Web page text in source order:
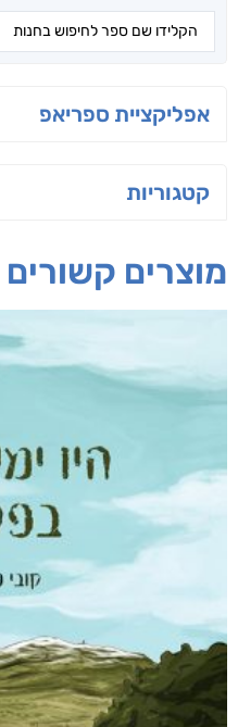
אפליקציית ספריאפ
קטגוריות
מוצרים קשורים